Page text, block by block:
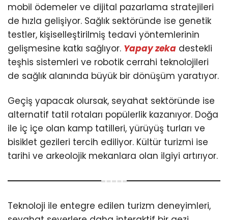
mobil ödemeler ve dijital pazarlama stratejileri
de hızla gelişiyor. Sağlık sektöründe ise genetik
testler, kişiselleştirilmiş tedavi yöntemlerinin
gelişmesine katkı sağlıyor. Yapay zeka destekli
teşhis sistemleri ve robotik cerrahi teknolojileri
de sağlık alanında büyük bir dönüşüm yaratıyor.
Geçiş yapacak olursak, seyahat sektöründe ise
alternatif tatil rotaları popülerlik kazanıyor. Doğa
ile iç içe olan kamp tatilleri, yürüyüş turları ve
bisiklet gezileri tercih ediliyor. Kültür turizmi ise
tarihi ve arkeolojik mekanlara olan ilgiyi artırıyor.
Teknoloji ile entegre edilen turizm deneyimleri,